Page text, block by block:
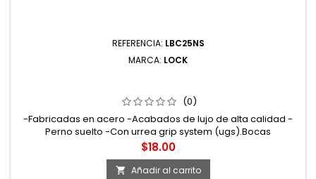
REFERENCIA: LBC25NS
MARCA: LOCK
(0)
-Fabricadas en acero -Acabados de lujo de alta calidad -
Perno suelto -Con urrea grip system (ugs).Bocas
maquinadas a precisión para un perfecto acoplamiento con
la tuerca o tornillo -Incluye tornillos de instalación
Precio
$18.00
 Añadir al carrito